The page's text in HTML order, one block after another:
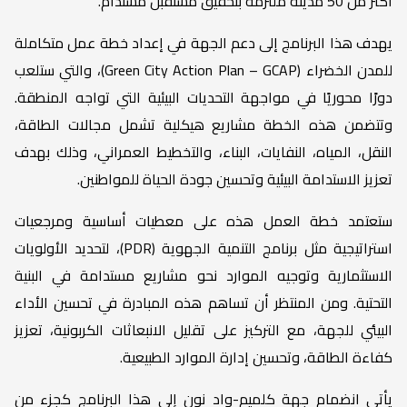
يهدف هذا البرنامج إلى دعم الجهة في إعداد خطة عمل متكاملة
للمدن الخضراء (Green City Action Plan – GCAP)، والتي ستلعب
دورًا محوريًا في مواجهة التحديات البيئية التي تواجه المنطقة.
وتتضمن هذه الخطة مشاريع هيكلية تشمل مجالات الطاقة،
النقل، المياه، النفايات، البناء، والتخطيط العمراني، وذلك بهدف
تعزيز الاستدامة البيئية وتحسين جودة الحياة للمواطنين.
ستعتمد خطة العمل هذه على معطيات أساسية ومرجعيات
استراتيجية مثل برنامج التنمية الجهوية (PDR)، لتحديد الأولويات
الاستثمارية وتوجيه الموارد نحو مشاريع مستدامة في البنية
التحتية. ومن المنتظر أن تساهم هذه المبادرة في تحسين الأداء
البيئي للجهة، مع التركيز على تقليل الانبعاثات الكربونية، تعزيز
كفاءة الطاقة، وتحسين إدارة الموارد الطبيعية.
يأتي انضمام جهة كلميم-واد نون إلى هذا البرنامج كجزء من